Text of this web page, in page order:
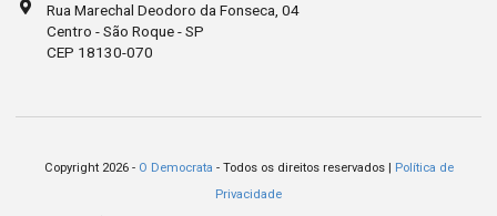
Rua Marechal Deodoro da Fonseca, 04
Centro - São Roque - SP
CEP 18130-070
Copyright 2026 - O Democrata - Todos os direitos reservados |
Política de
Privacidade